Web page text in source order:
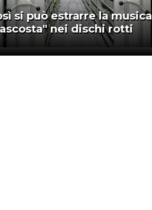
si può estrarre la musica
nei dischi rotti